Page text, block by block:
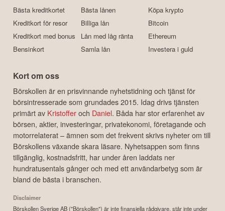
Bästa kreditkortet
Kreditkort för resor
Kreditkort med bonus
Bensinkort
Bästa lånen
Billiga lån
Lån med låg ränta
Samla lån
Köpa krypto
Bitcoin
Ethereum
Investera i guld
Kort om oss
Börskollen är en prisvinnande nyhetstidning och tjänst för
börsintresserade som grundades 2015. Idag drivs tjänsten
primärt av Kristofferoch Daniel. Båda har stor erfarenhet av
börsen, aktier, investeringar, privatekonomi, företagande och
motorrelaterat – ämnen som det frekvent skrivs nyheter om till
Börskollens växande skara läsare. Nyhetsappen som finns
tillgänglig, kostnadsfritt, har under åren laddats ner
hundratusentals gånger och med ett användarbetyg som är
bland de bästa i branschen.
Disclaimer
Börskollen Sverige AB ("Börskollen") är inte finansiella rådgivare, står inte under